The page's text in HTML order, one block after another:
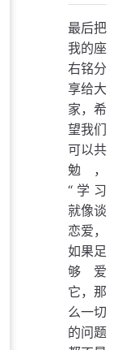
最后把
我的座
右铭分
享给大
家，希
望我们
可以共
勉，
“学习
就像谈
恋爱，
如果足
够爱
它，那
么一切
的问题